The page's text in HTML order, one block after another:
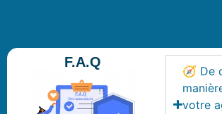
F.A.Q
🧭 De
votre